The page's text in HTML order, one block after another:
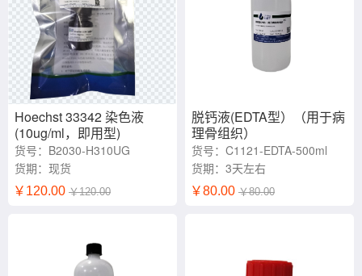
Hoechst 33342 染色液
(10ug/ml，即用型)
货号：B2030-H310UG
货期：现货
￥120.00 ￥120.00
脱钙液(EDTA型）（用于病
理骨组织）
货号：C1121-EDTA-500ml
货期：3天左右
￥80.00 ￥80.00